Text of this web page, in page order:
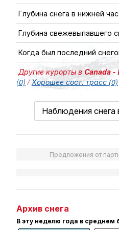
Глубина снега в нижней
Глубина свежевыпавшего
Когда был последний
Другие курорты вCanada -
(0) /Хорошее сост. трасс (0)
Наблюдения снега
Предложения от
Архив снега
В эту неделю года в среднем